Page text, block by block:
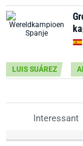
LUIS SUÁREZ
Interessant